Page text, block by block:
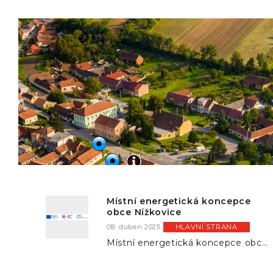
Nížkovice - Letecký pohled
Místní energetická koncepce
obce Nížkovice
08. duben 2025 HLAVNÍ STRANA
Místní energetická koncepce obce